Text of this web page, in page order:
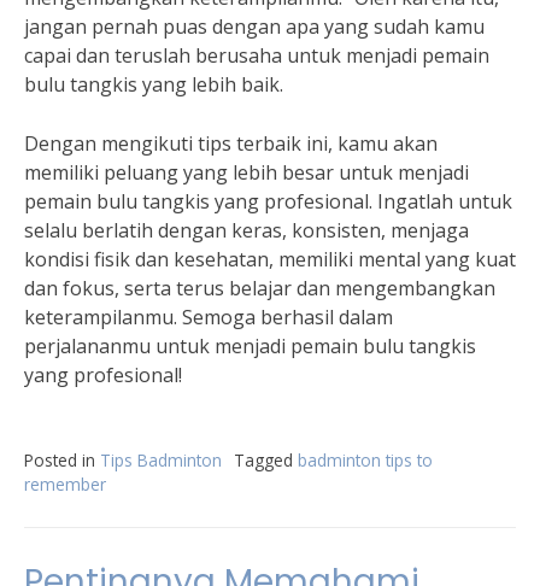
jangan pernah puas dengan apa yang sudah kamu
capai dan teruslah berusaha untuk menjadi pemain
bulu tangkis yang lebih baik.
Dengan mengikuti tips terbaik ini, kamu akan
memiliki peluang yang lebih besar untuk menjadi
pemain bulu tangkis yang profesional. Ingatlah untuk
selalu berlatih dengan keras, konsisten, menjaga
kondisi fisik dan kesehatan, memiliki mental yang kuat
dan fokus, serta terus belajar dan mengembangkan
keterampilanmu. Semoga berhasil dalam
perjalananmu untuk menjadi pemain bulu tangkis
yang profesional!
Posted in Tips Badminton Tagged badminton tips to
remember